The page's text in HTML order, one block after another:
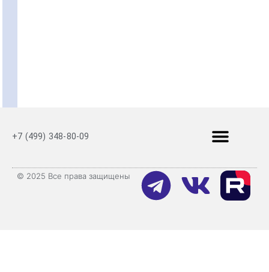
+7 (499) 348-80-09
© 2025 Все права защищены